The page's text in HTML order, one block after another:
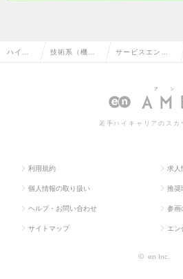
ハイク 技術系（機 サービスエンジ
メカニック
若手ハイキャリアのスカ
利用規約 求人
個人情報の取り扱い 推奨
ヘルプ・お問い合わせ 参画
サイトマップ エン
© en Inc.